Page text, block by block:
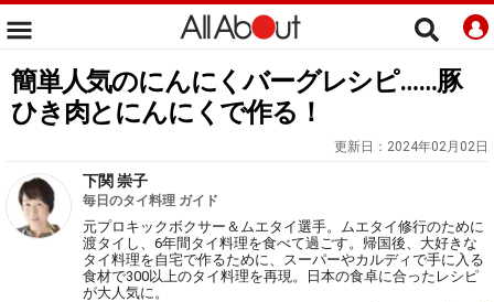
簡単人気のにんにくバーグレシピ……豚
ひき肉とにんにくで作る！
更新日： 2024年02月02日
下関 崇子
毎日のタイ料理 ガイド
元プロキックボクサー＆ムエタイ選手。ムエタイ修行のために
渡タイし、6年間タイ料理を食べて過ごす。帰国後、大好きな
タイ料理を自宅で作るために、スーパーやカルディで手に入る
食材で300以上のタイ料理を再現。日本の食卓に合ったレシピ
が大人気に。